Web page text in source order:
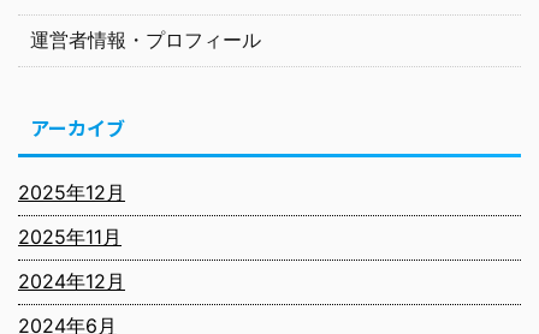
運営者情報・プロフィール
アーカイブ
2025年12月
2025年11月
2024年12月
2024年6月